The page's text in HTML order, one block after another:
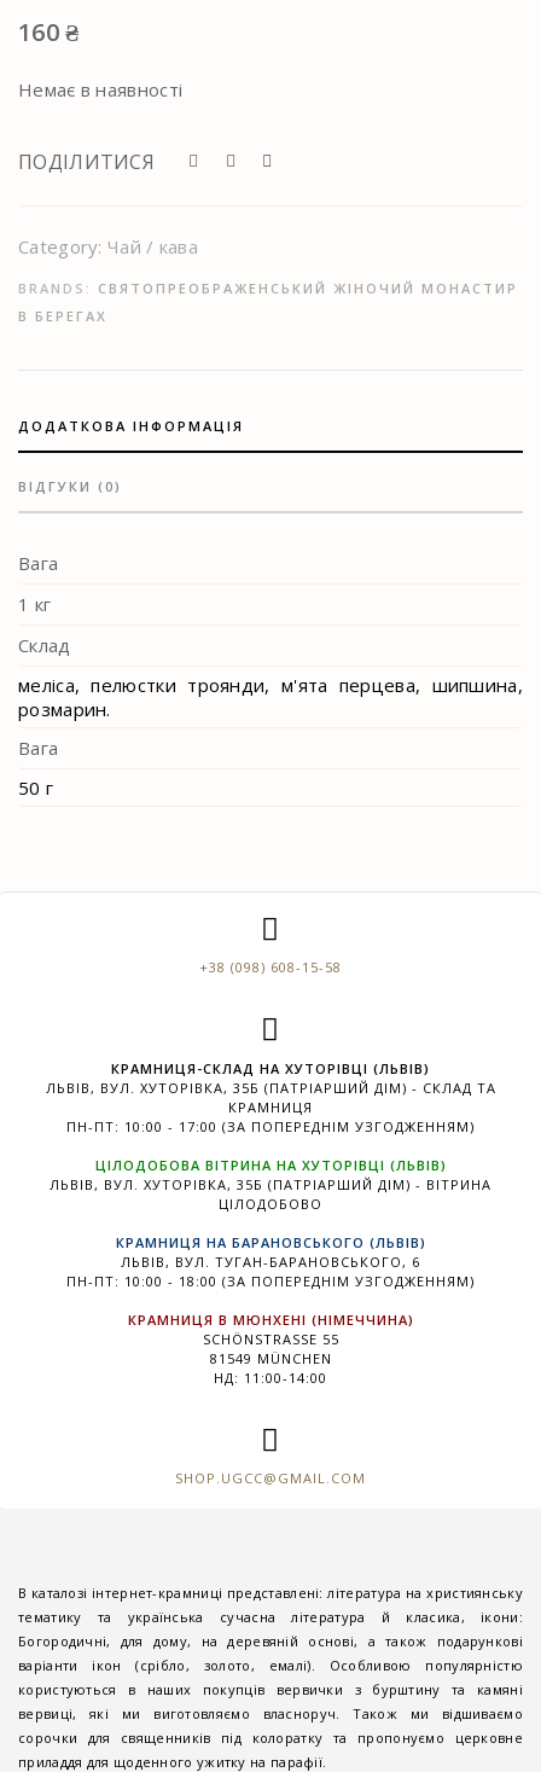
160₴
Немає в наявності
ПОДІЛИТИСЯ
Category: Чай / кава
BRANDS: СВЯТОПРЕОБРАЖЕНСЬКИЙ ЖІНОЧИЙ МОНАСТИР
В БЕРЕГАХ
ДОДАТКОВА ІНФОРМАЦІЯ
ВІДГУКИ (0)
Вага
1 кг
Склад
меліса, пелюстки троянди, м'ята перцева, шипшина,
розмарин.
Вага
50 г
+38 (098) 608-15-58
КРАМНИЦЯ-СКЛАД НА ХУТОРІВЦІ (ЛЬВІВ)
ЛЬВІВ, ВУЛ. ХУТОРІВКА, 35Б (ПАТРІАРШИЙ ДІМ) - СКЛАД ТА
КРАМНИЦЯ
ПН-ПТ: 10:00 - 17:00 (ЗА ПОПЕРЕДНІМ УЗГОДЖЕННЯМ)
ЦІЛОДОБОВА ВІТРИНА НА ХУТОРІВЦІ (ЛЬВІВ)
ЛЬВІВ, ВУЛ. ХУТОРІВКА, 35Б (ПАТРІАРШИЙ ДІМ) - ВІТРИНА
ЦІЛОДОБОВО
КРАМНИЦЯ НА БАРАНОВСЬКОГО (ЛЬВІВ)
ЛЬВІВ, ВУЛ. ТУГАН-БАРАНОВСЬКОГО, 6
ПН-ПТ: 10:00 - 18:00 (ЗА ПОПЕРЕДНІМ УЗГОДЖЕННЯМ)
КРАМНИЦЯ В МЮНХЕНІ (НІМЕЧЧИНА)
SCHÖNSTRASSE 55
81549 MÜNCHEN
НД: 11:00-14:00
SHOP.UGCC@GMAIL.COM
В каталозі інтернет-крамниці представлені: література на християнську
тематику та українська сучасна література й класика, ікони:
Богородичні, для дому, на деревяній основі, а також подарункові
варіанти ікон (срібло, золото, емалі). Особливою популярністю
користуються в наших покупців вервички з бурштину та камяні
вервиці, які ми виготовляємо власноруч. Також ми відшиваємо
сорочки для священників під колоратку та пропонуємо церковне
приладдя для щоденного ужитку на парафії.